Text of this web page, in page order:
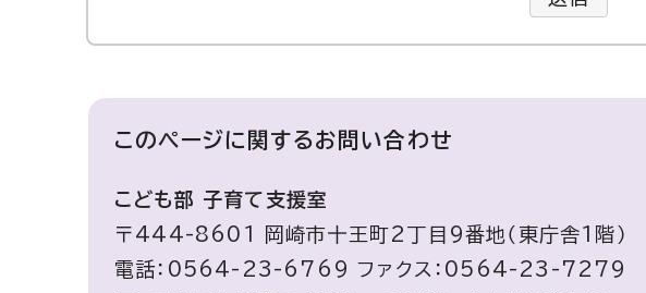
このページに関するお問い合わせ
こども部 子育て支援室
〒444-8601 岡崎市十王町2丁目9番地（東庁舎1階）
電話：0564-23-6769 ファクス：0564-23-7279